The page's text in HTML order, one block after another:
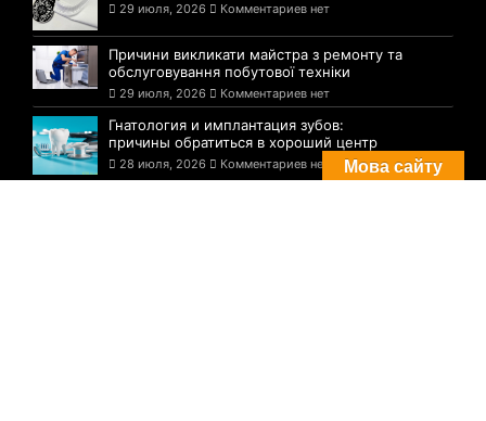
29 июля, 2026 Комментариев нет
Причини викликати майстра з ремонту та
обслуговування побутової техніки
29 июля, 2026 Комментариев нет
Гнатология и имплантация зубов:
причины обратиться в хороший центр
28 июля, 2026 Комментариев нет Мова сайту